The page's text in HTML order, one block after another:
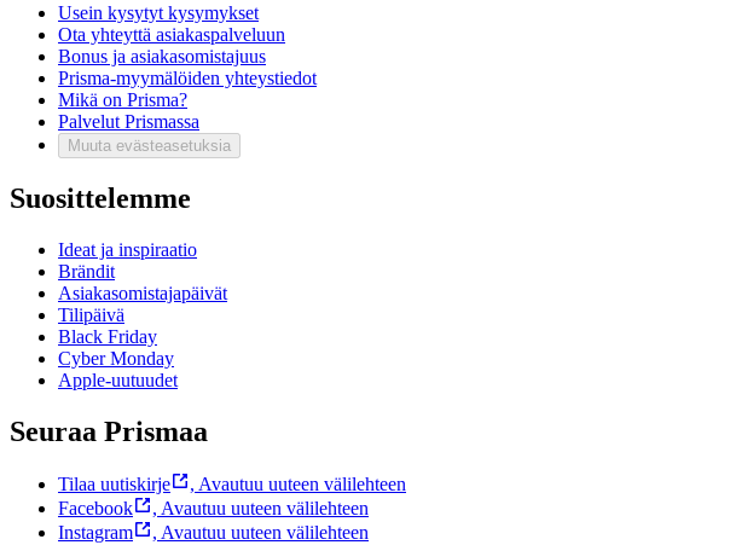
Usein kysytyt kysymykset
Ota yhteyttä asiakaspalveluun
Bonus ja asiakasomistajuus
Prisma-myymälöiden yhteystiedot
Mikä on Prisma?
Palvelut Prismassa
Muuta evästeasetuksia
Suosittelemme
Ideat ja inspiraatio
Brändit
Asiakasomistajapäivät
Tilipäivä
Black Friday
Cyber Monday
Apple-uutuudet
Seuraa Prismaa
Tilaa uutiskirje , Avautuu uuteen välilehteen
Facebook
, Avautuu uuteen välilehteen
Instagram
, Avautuu uuteen välilehteen